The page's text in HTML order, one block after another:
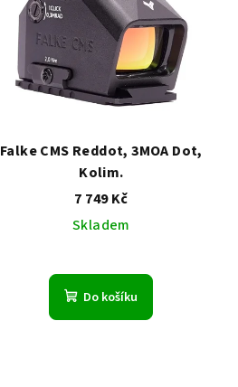
p
o
p
Falke CMS Reddot, 3MOA Dot,
Kolim.
7 749 Kč
Skladem
Do košíku